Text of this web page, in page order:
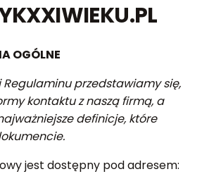
OGÓLNE
Regulaminu przedstawiamy się,
kontaktu z naszą firmą, a
definicje, które
jest dostępny pod adresem: